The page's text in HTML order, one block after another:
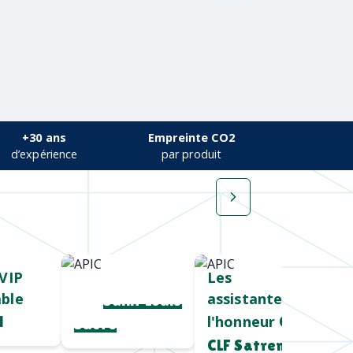
+30 ans
d’expérience
Empreinte CO2
par produit
Saint Louis
Sucre
Les
assistantes à
l'honneur Chez
CLF Satrem